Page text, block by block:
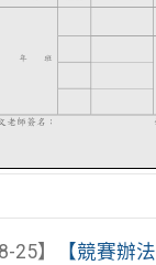
25】
【競賽辦